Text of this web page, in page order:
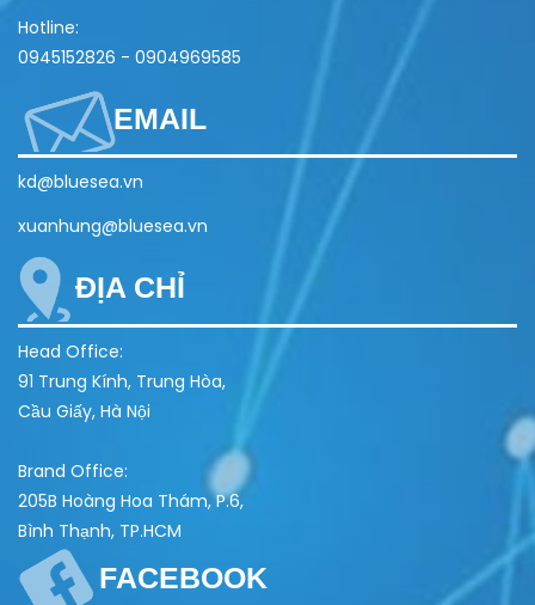
Hotline:
0945152826 - 0904969585
EMAIL
kd@bluesea.vn
xuanhung@bluesea.vn
ĐỊA CHỈ
Head Office:
91 Trung Kính, Trung Hòa,
Cầu Giấy, Hà Nội
Brand Office:
205B Hoàng Hoa Thám, P.6,
Bình Thạnh, TP.HCM
FACEBOOK